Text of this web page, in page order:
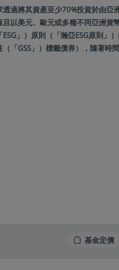
過將其資產至少70%投資於由亞
以美元、歐元或多種不同亞洲貨
」）原則（「瀚亞ESG原則」
「GSS」）標籤債券），隨著時
基金定價